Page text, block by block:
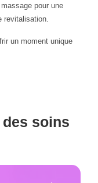
pour une
revitalisation.
un moment unique
soins